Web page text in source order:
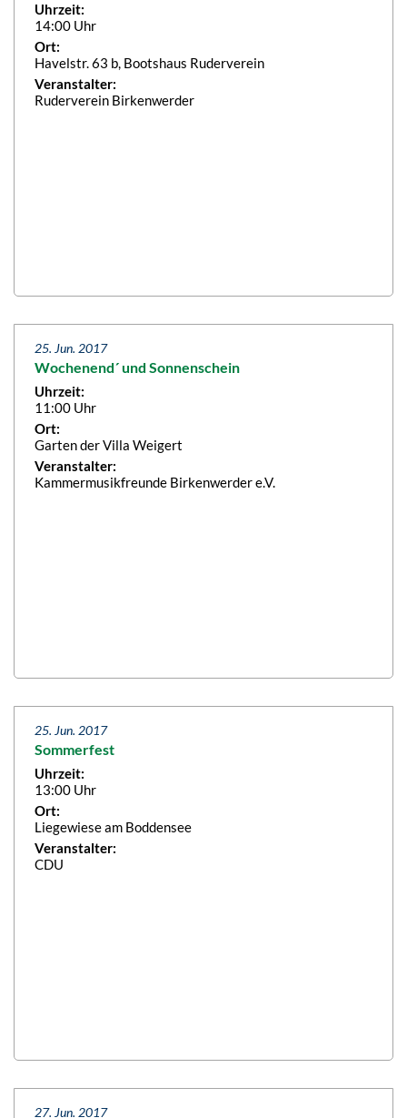
Uhrzeit:
14:00 Uhr
Ort:
Havelstr. 63 b, Bootshaus Ruderverein
Veranstalter:
Ruderverein Birkenwerder
25. Jun. 2017
Wochenend´ und Sonnenschein
Uhrzeit:
11:00 Uhr
Ort:
Garten der Villa Weigert
Veranstalter:
Kammermusikfreunde Birkenwerder e.V.
25. Jun. 2017
Sommerfest
Uhrzeit:
13:00 Uhr
Ort:
Liegewiese am Boddensee
Veranstalter:
CDU
27. Jun. 2017